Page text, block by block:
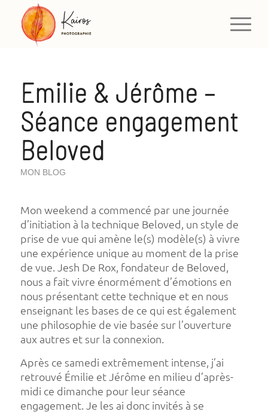
Emilie & Jérôme –
Séance engagement
Beloved
MON BLOG
Mon weekend a commencé par une journée
d’initiation à la technique Beloved, un style de
prise de vue qui amène le(s) modèle(s) à vivre
une expérience unique au moment de la prise
de vue. Jesh De Rox, fondateur de Beloved,
nous a fait vivre énormément d’émotions en
nous présentant cette technique et en nous
enseignant les bases de ce qui est également
une philosophie de vie basée sur l’ouverture
aux autres et sur la connexion.
Après ce samedi extrêmement intense, j’ai
retrouvé Émilie et Jérôme en milieu d’après-
midi ce dimanche pour leur séance
engagement. Je les ai donc invités à se